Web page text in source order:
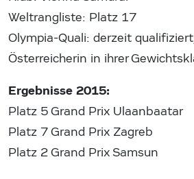
Weltrangliste: Platz 17
Olympia-Quali: derzeit
Österreicherin in ihrer
Ergebnisse 2015:
Platz 5 Grand Prix Ulaanbaatar
Platz 7 Grand Prix Zagreb
Platz 2 Grand Prix Samsun